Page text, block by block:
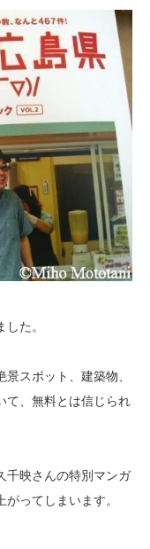
た。
スポット、建築物、
て、無料とは信じられ
千映さんの特別マンガ
ってしまいます。